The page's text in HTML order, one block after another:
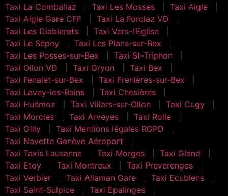
Taxi La Comballaz
Taxi Les Mosses
Taxi Aigle
Taxi Aigle Gare CFF
Taxi La Forclaz VD
Taxi Les Diablerets
Taxi Vers-l’Eglise
Taxi Le Sépey
Taxi Les Plans-sur-Bex
Taxi Les Posses-sur-Bex
Taxi St-Triphon
Taxi Ollon VD
Taxi Gryon
Taxi Bex
Taxi Fenalet-sur-Bex
Taxi Frenières-sur-Bex
Taxi Lavey-les-Bains
Taxi Chesières
Taxi Huémoz
Taxi Villars-sur-Ollon
Taxi Cugy
Taxi Morcles
Taxi Arveyes
Taxi Rolle
Taxi Gilly
Taxi Mentions légales RGPD
Taxi Navette Genève Aéroport
Taxi Taxis Lausanne
Taxi Morges
Taxi Gland
Taxi Etoy
Taxi Montreux
Taxi Preverenges
Taxi Verbier
Taxi Allaman Gare
Taxi Ecublens
Taxi Saint-Sulpice
Taxi Epalinges